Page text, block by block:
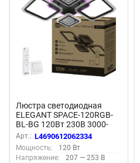
Люстра светодиодная
ELEGANT SPACE-120RGB-
BL-BG 120Вт 230В 3000-
6500K 8400Лм
530х530х125мм ДУ черн IN
HOME
Арт.: L4690612062334
Мощность:
120 Вт
Напряжение:
207 — 253 В